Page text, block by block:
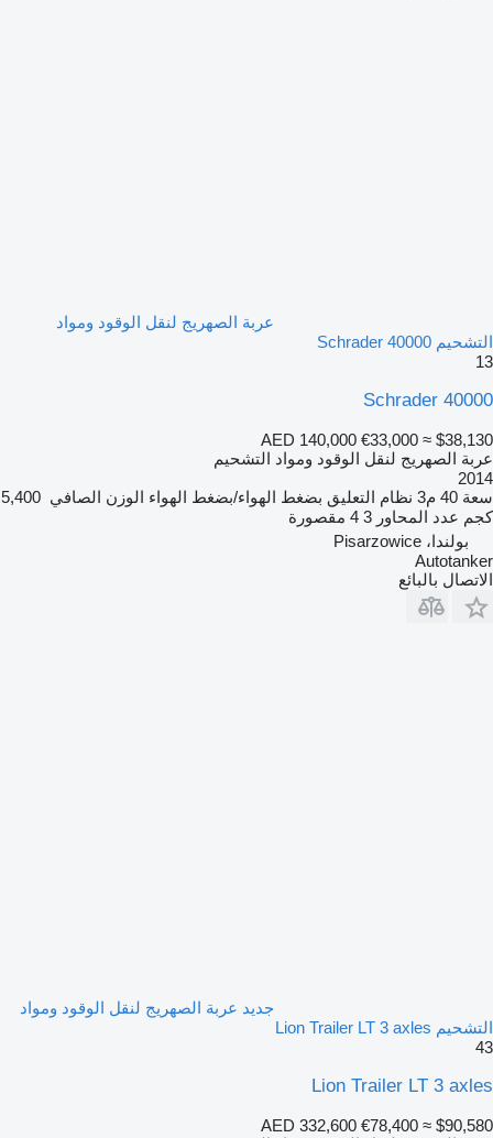
عربة الصهريج لنقل الوقود ومواد
التشحيم Schrader 40000
13
Schrader 40000
AED 140,000 €33,000 ≈ $38,130
عربة الصهريج لنقل الوقود ومواد التشحيم
2014
سعة 40 م3 نظام التعليق بضغط الهواء/بضغط الهواء الوزن الصافي 5,400
كجم عدد المحاور 3 4 مقصورة
بولندا، Pisarzowice
Autotanker
الاتصال بالبائع
جديد عربة الصهريج لنقل الوقود ومواد
التشحيم Lion Trailer LT 3 axles
43
Lion Trailer LT 3 axles
AED 332,600 €78,400 ≈ $90,580